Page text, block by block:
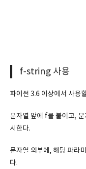
f-string 사용
파이썬 3.6 이상에서 사
문자열 앞에 f를 붙이고,
시한다.
문자열 외부에, 해당 파라
다.